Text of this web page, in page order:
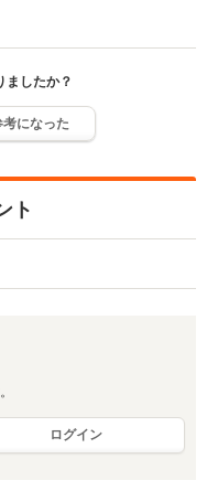
ましたか？
考になった
ト
ログイン